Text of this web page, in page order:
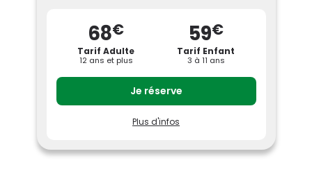
68€
Tarif Adulte
12 ans et plus
59€
Tarif Enfant
3 à 11 ans
Je réserve
Profitez du Parc Astérix quand vous voulez !
Billet daté valable en journée du 4 avril
Plus d'infos